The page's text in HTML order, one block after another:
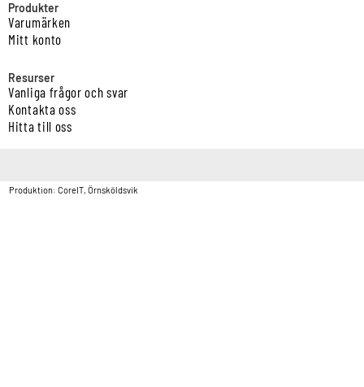
Produkter
Varumärken
Mitt konto
Resurser
Vanliga frågor och svar
Kontakta oss
Hitta till oss
Produktion: CoreIT, Örnsköldsvik